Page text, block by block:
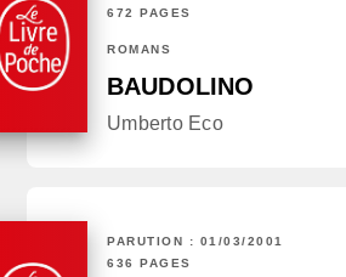
672 PAGES
ROMANS
BAUDOLINO
Umberto Eco
PARUTION : 01/03/2001
636 PAGES